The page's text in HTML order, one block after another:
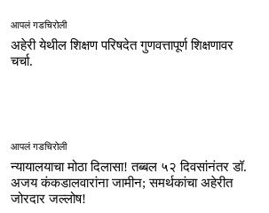
आपलं गडचिरोली
अहेरी येथील शिक्षण परिषदेत गुणवत्तापूर्ण शिक्षणावर
चर्चा.
आपलं गडचिरोली
न्यायालयाचा मोठा दिलासा! तब्बल ५२ दिवसांनंतर डॉ.
अजय कंकडालवारांना जामीन; समर्थकांचा अहेरीत
जोरदार जल्लोष!